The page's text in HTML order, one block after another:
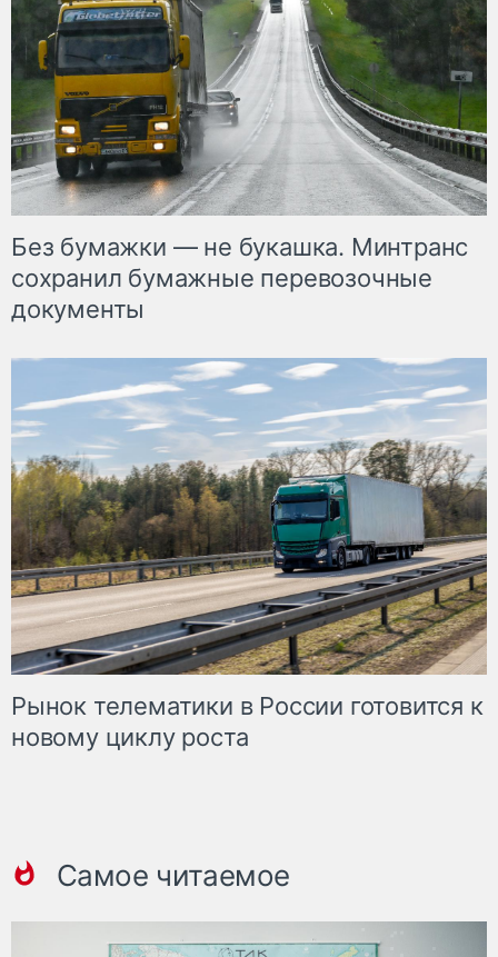
Без бумажки — не букашка. Минтранс
сохранил бумажные перевозочные
документы
Рынок телематики в России готовится к
новому циклу роста
Самое читаемое